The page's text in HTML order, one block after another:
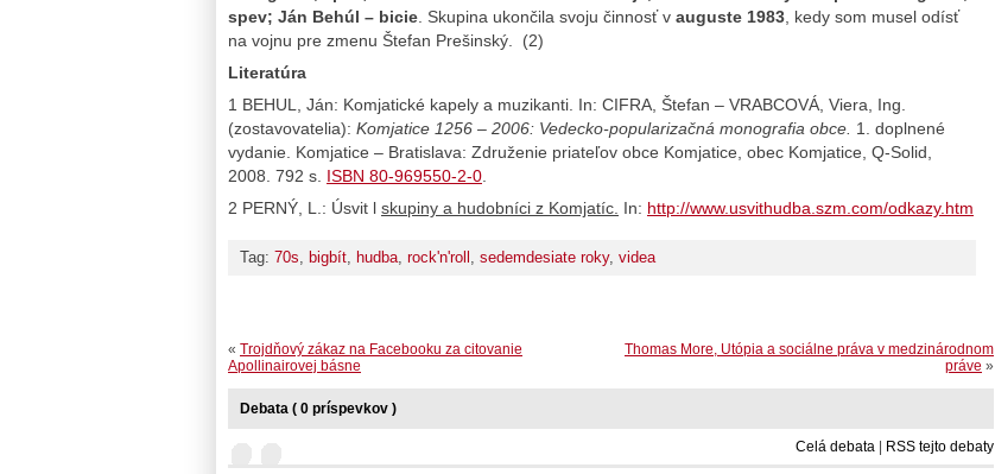
spev; Ján Behúl – bicie . Skupina ukončila svoju činnosť v auguste 1983 , kedy som musel odísť
na vojnu pre zmenu Štefan Prešinský. (2)
Literatúra
1 BEHUL, Ján: Komjatické kapely a muzikanti. In: CIFRA, Štefan – VRABCOVÁ, Viera, Ing.
(zostavovatelia): Komjatice 1256 – 2006: Vedecko-popularizačná monografia obce. 1. doplnené
vydanie. Komjatice – Bratislava: Združenie priateľov obce Komjatice, obec Komjatice, Q-Solid,
2008. 792 s. ISBN 80-969550-2-0
2 PERNÝ, L.: Úsvit l skupiny a hudobníci z Komjatíc. In: http://www.usvithudba.szm.com/odkazy.htm
Tag: 70s, bigbít, hudba, rock'n'roll , sedemdesiate roky, videa
Thomas More, Utópia a sociálne práva v medzinárodnom
práve »
« Trojdňový zákaz na Facebooku za citovanie
Apollinairovej básne
Debata ( 0 príspevkov )
Celá debata RSS tejto debaty